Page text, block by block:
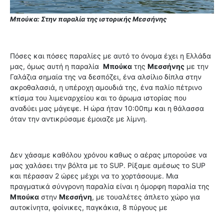
Μπούκα: Στην παραλία της ιστορικής Μεσσήνης
Πόσες και πόσες παραλίες με αυτό το όνομα έχει η Ελλάδα
μας, όμως αυτή η παραλία Μπούκα της Μεσσήνης με την
Γαλάζια σημαία της να δεσπόζει, ένα αλσίλιο δίπλα στην
ακροθαλασιά, η υπέροχη αμουδιά της, ένα παλίο πέτρινο
κτίσμα του λιμεναρχείου και το άρωμα ιστορίας που
αναδύει μας μάγεψε. Η ώρα ήταν 10:00πμ και η θάλασσα
όταν την αντικρύσαμε έμοιαζε με λίμνη.
Δεν χάσαμε καθόλου χρόνου καθως ο αέρας μπορούσε να
μας χαλάσει την βόλτα με το SUP. Ρίξαμε αμέσως το SUP
και πέρασαν 2 ώρες μέχρι να το χορτάσουμε. Μια
πραγματικά σύνγρονη παραλία είναι η όμορφη παραλία της
Μπούκα στην Μεσσήνη, με τουαλέτες άπλετο χώρο για
αυτοκίνητα, φοίνικες, παγκάκια, 8 πύργους με